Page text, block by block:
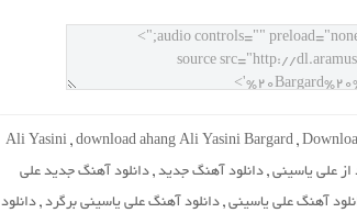
Ali Yasini, download ahang Ali Yasini Bargard,
از علی یاسینی ,دانلود آهنگ جدید ,دانلود آهنگ جدید علی
آهنگ علی یاسینی ,دانلود آهنگ علی یاسینی برگرد ,دانلود